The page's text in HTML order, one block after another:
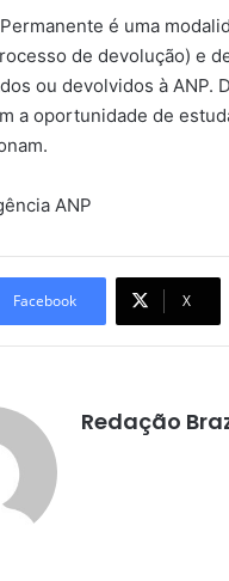
é uma
de devolução) e
ou devolvidos à ANP.
a oportunidade de
ANP
Facebook X
Redação